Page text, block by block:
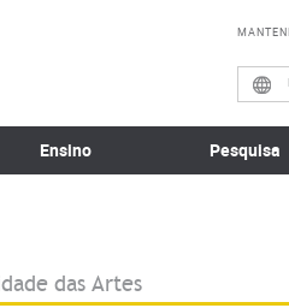
Ensino Pesquisa
das Artes